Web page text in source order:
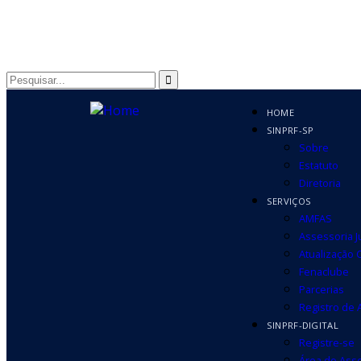
HOME
SINPRF-SP
Sobre
Estatuto
Diretoria
SERVIÇOS
AMFAS
Assessoria
Atualização
Fenaclube
Parcerias
Registro de
SINPRF-DIGITAL
Registre-se